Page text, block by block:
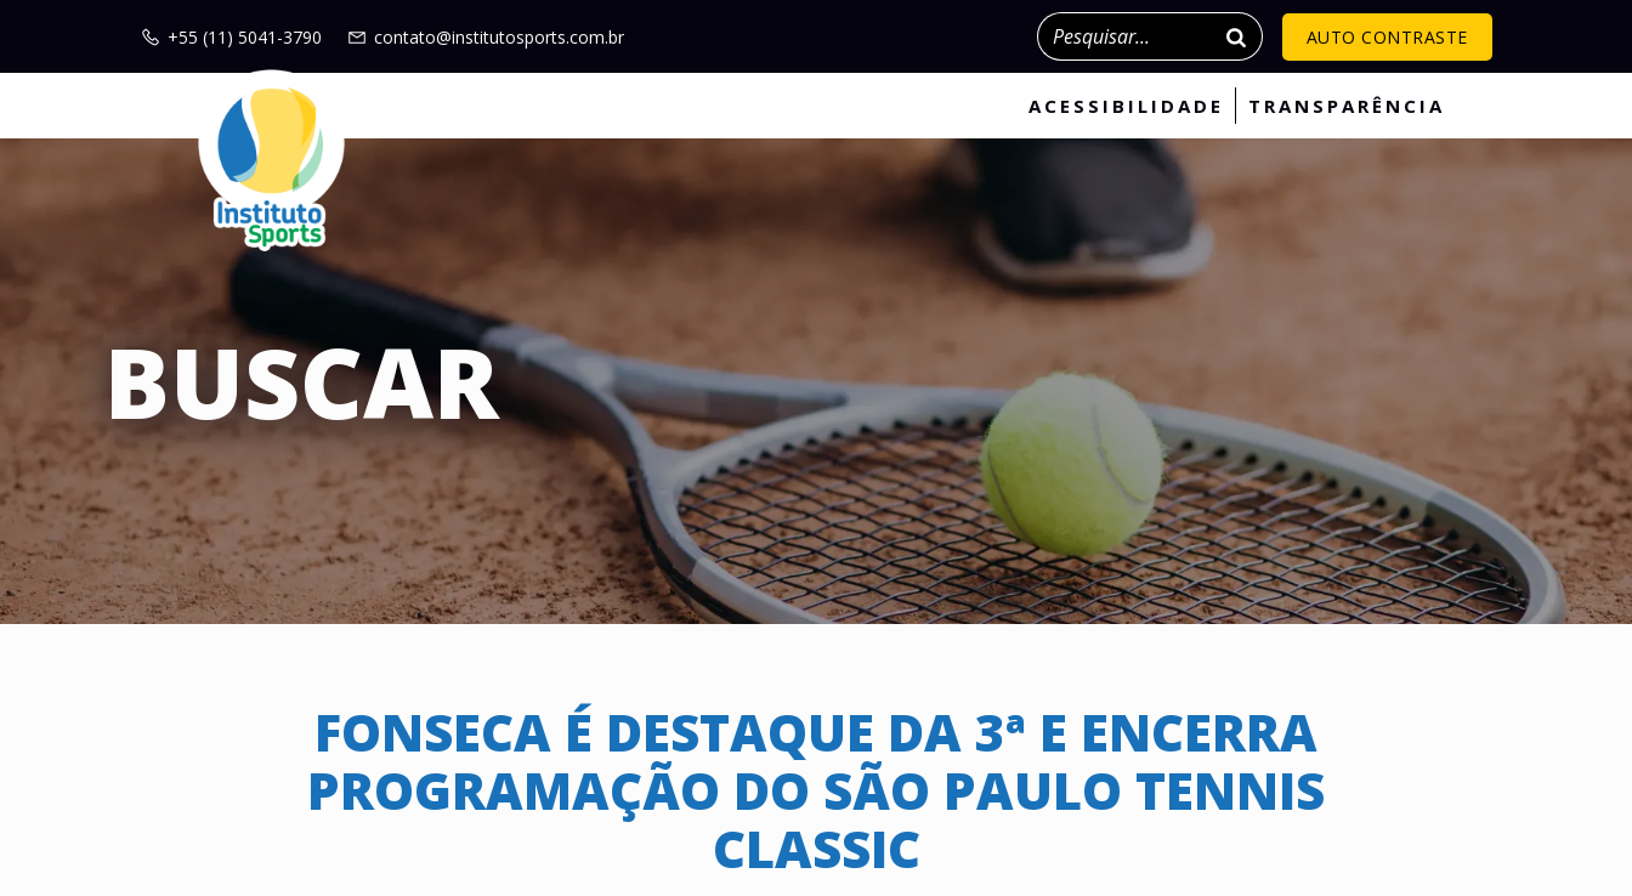
+55 (11) 5041-3790 contato@institutosports.com.br Pesquisar AUTO CONTRASTE
ACESSIBILIDADE TRANSPARÊNCIA
BUSCAR
FONSECA É DESTAQUE DA 3ª E ENCERRA
PROGRAMAÇÃO DO SÃO PAULO TENNIS
CLASSIC